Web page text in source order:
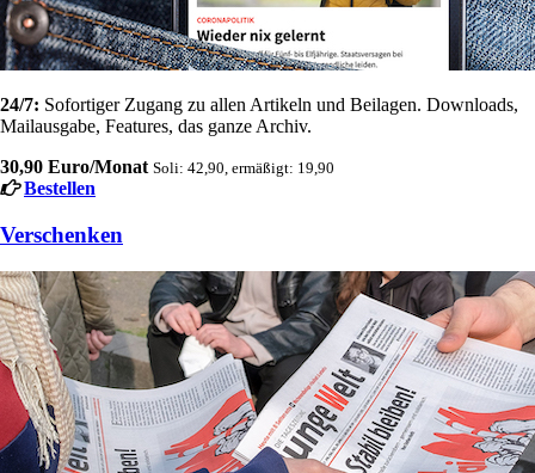
24/7: Sofortiger Zugang zu allen Artikeln und Beilagen. Downloads,
Mailausgabe, Features, das ganze Archiv.
30,90 Euro/Monat Soli: 42,90, ermäßigt: 19,90
Bestellen
Verschenken